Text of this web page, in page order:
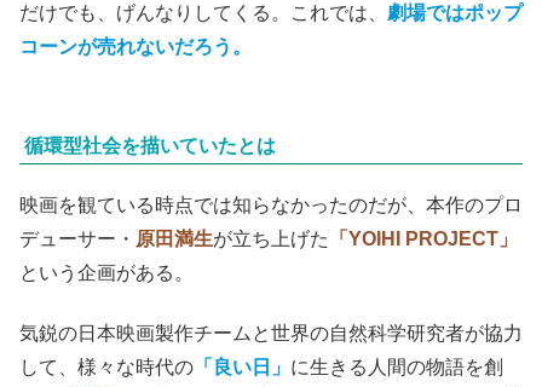
だけでも、げんなりしてくる。これでは、 劇場ではポップ
コーンが売れないだろう。
循環型社会を描いていたとは
映画を観ている時点では知らなかったのだが、本作のプロ
デューサー・ 原田満生が立ち上げた
「YOIHI PROJECT」
という企画がある。
気鋭の日本映画製作チームと世界の自然科学研究者が協力
して、様々な時代の 「良い日」 に生きる人間の物語を創